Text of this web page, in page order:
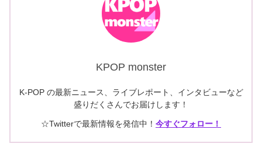
KPOP monster
K-POP の最新ニュース、ライブレポート、インタビューなど
盛りだくさんでお届けします！
☆Twitterで最新情報を発信中！ 今すぐフォロー！